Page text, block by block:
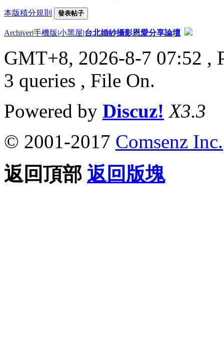
本版積分規則 發表帖子
Archiver|手機版|小黑屋|台北婚紗攝影恩愛分享論壇
GMT+8, 2026-8-7 07:52 ,
3 queries , File On.
Powered by Discuz! X3.3
© 2001-2017 Comsenz Inc.
返回頂部 返回版塊